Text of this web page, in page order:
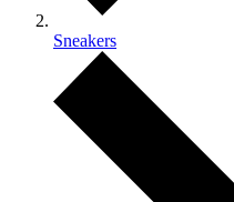
Sneakers